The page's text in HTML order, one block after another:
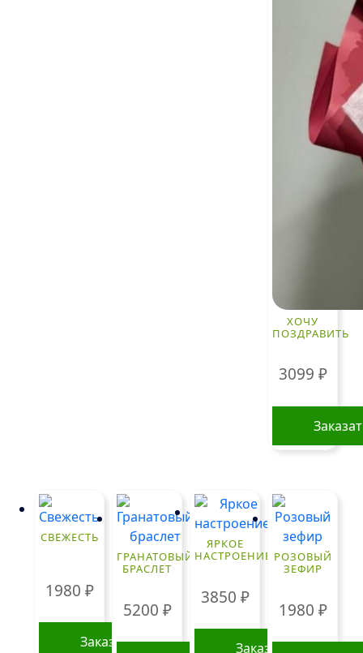
ХОЧУ
ПОЗДРАВИТЬ
3099 ₽
СВЕЖЕСТЬ
1980 ₽
Заказать
ГРАНАТОВЫЙ
БРАСЛЕТ
5200 ₽
ЯРКОЕ
НАСТРОЕНИЕ
3850 ₽
Заказать
РОЗОВЫЙ
ЗЕФИР
1980 ₽